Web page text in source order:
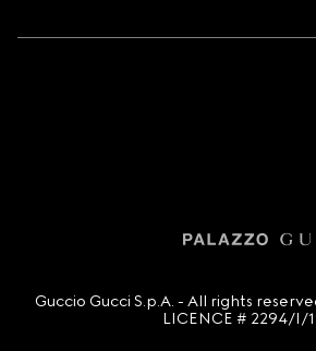
© 2016 - 2025 Guccio Gucci S.p.A. - All rights
LICENCE # 2294/I/